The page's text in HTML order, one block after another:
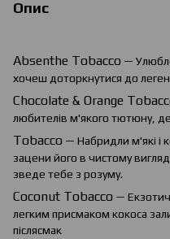
Опис
Absenthe Tobacco —
хочеш доторкнутися до
Chocolate & Orange
любителів м'якого тютюну,
Tobacco — Набридли м'які і
зацени його в чистому
зведе тебе з розуму.
Coconut Tobacco —
легким присмаком кокоса
післясмак